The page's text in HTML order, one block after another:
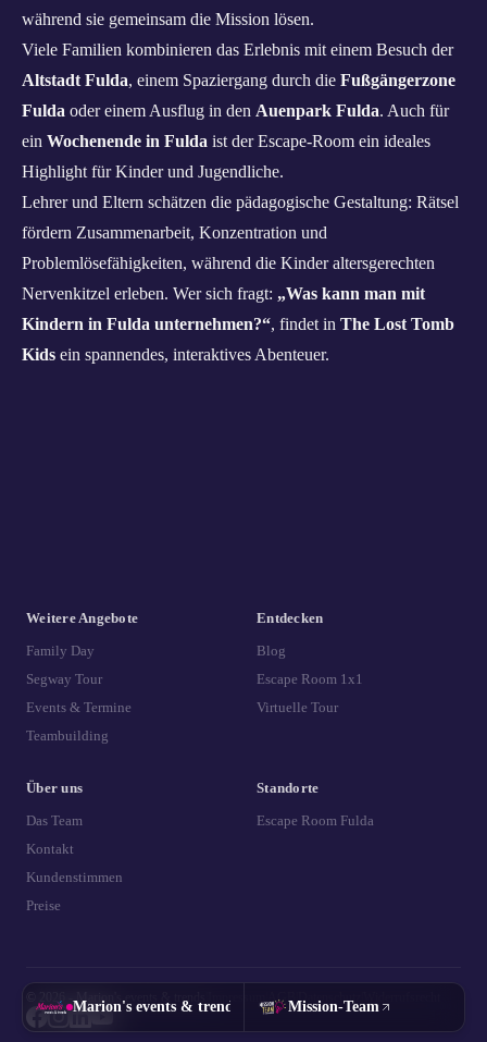
während sie gemeinsam die Mission lösen.
Viele Familien kombinieren das Erlebnis mit einem Besuch der
Altstadt Fulda, einem Spaziergang durch die Fußgängerzone
Fulda oder einem Ausflug in den Auenpark Fulda. Auch für
ein Wochenende in Fulda ist der Escape-Room ein ideales
Highlight für Kinder und Jugendliche.
Lehrer und Eltern schätzen die pädagogische Gestaltung: Rätsel
fördern Zusammenarbeit, Konzentration und
Problemlösefähigkeiten, während die Kinder altersgerechten
Nervenkitzel erleben. Wer sich fragt: „Was kann man mit
Kindern in Fulda unternehmen?“, findet in The Lost Tomb
Kids ein spannendes, interaktives Abenteuer.
Weitere Angebote
Family Day
Segway Tour
Events & Termine
Teambuilding
Entdecken
Blog
Escape Room 1x1
Virtuelle Tour
Über uns
Das Team
Kontakt
Kundenstimmen
Preise
Standorte
Escape Room Fulda
© 2026 - Marion's events & trends Impressum AGB Datenschutz
Marion's events & trends Mission-Team